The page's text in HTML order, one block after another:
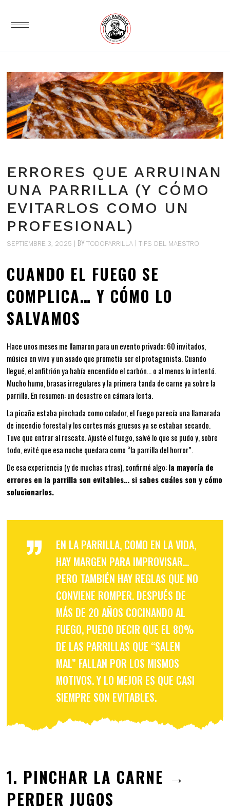
ERRORES QUE ARRUINAN
UNA PARRILLA (Y CÓMO
EVITARLOS COMO UN
PROFESIONAL)
SEPTIEMBRE 3, 2025 BYTODOPARRILLA TIPS DEL MAESTRO
CUANDO EL FUEGO SE
COMPLICA… Y CÓMO LO
SALVAMOS
Hace unos meses me llamaron para un evento privado: 60 invitados,
música en vivo y un asado que prometía ser el protagonista. Cuando
llegué, el anfitrión ya había encendido el carbón… o al menos lo intentó.
Mucho humo, brasas irregulares y la primera tanda de carne ya sobre la
parrilla. En resumen: un desastre en cámara lenta.
La picaña estaba pinchada como colador, el fuego parecía una llamarada
de incendio forestal y los cortes más gruesos ya se estaban secando.
Tuve que entrar al rescate. Ajusté el fuego, salvé lo que se pudo y, sobre
todo, evité que esa noche quedara como “la parrilla del horror”.
De esa experiencia (y de muchas otras), confirmé algo:la mayoría de
errores en la parrilla son evitables… si sabes cuáles son y cómo
solucionarlos.
”
EN LA PARRILLA, COMO EN LA VIDA,
HAY MARGEN PARA IMPROVISAR…
PERO TAMBIÉN HAY REGLAS QUE NO
CONVIENE ROMPER. DESPUÉS DE
MÁS DE 20 AÑOS COCINANDO AL
FUEGO, PUEDO DECIR QUE EL 80%
DE LAS PARRILLAS QUE “SALEN
MAL” FALLAN POR LOS MISMOS
MOTIVOS. Y LO MEJOR ES QUE CASI
SIEMPRE SON EVITABLES.
1. PINCHAR LA CARNE →
PERDER JUGOS